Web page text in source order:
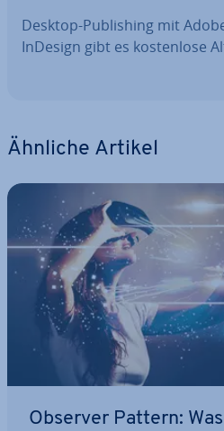
Desktop-Pu­bli­shing mit
InDesign gibt es kos­ten­lo­se
Ähnliche Artikel
Observer Pattern: